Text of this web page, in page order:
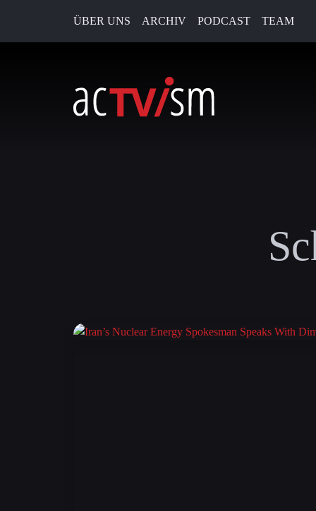
ÜBER UNS ARCHIV PODCAST TEAM